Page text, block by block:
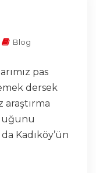
Blog
pas
dersek
araştırma
Kadıköy’ün